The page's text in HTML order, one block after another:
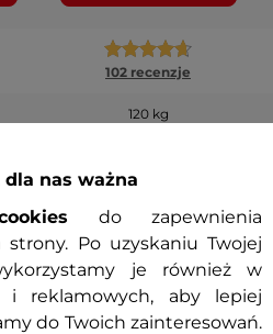
102 recenzje
120 kg
63-91 cm
nas ważna
do zapewnienia
strony. Po uzyskaniu Twojej
je również w
i reklamowych, aby lepiej
do Twoich zainteresowań.